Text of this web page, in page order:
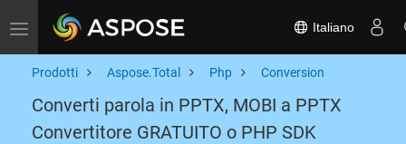
Toggle navigation Italiano
Prodotti Aspose.Total Php Conversion
Converti parola in PPTX, MOBI a PPTX
Convertitore GRATUITO o PHP SDK